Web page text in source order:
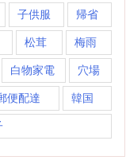
子供服 帰省
松茸 梅雨
白物家電 穴場
便配達 韓国